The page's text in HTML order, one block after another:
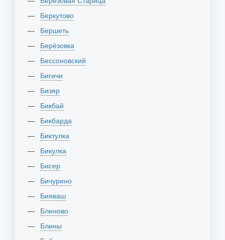
Беркутово
Бершеть
Берёзовка
Бессоновский
Бигичи
Бизяр
Бикбай
Бикбарда
Биктулка
Бикулка
Бисер
Бичурино
Бияваш
Блиново
Блины